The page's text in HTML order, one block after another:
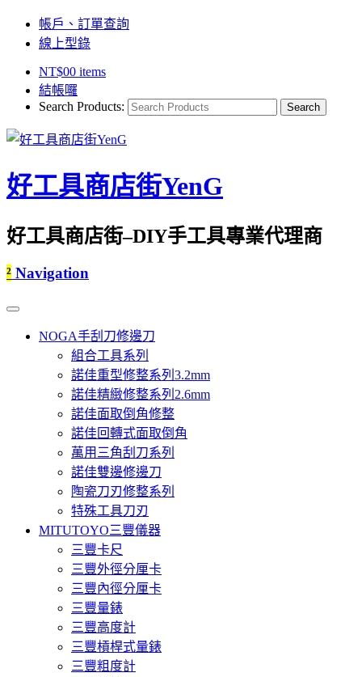
帳戶、訂單查詢
線上型錄
NT$00 items
結帳囉
Search Products:
好工具商店街YenG
好工具商店街–DIY手工具專業代理商
² Navigation
NOGA手刮刀修邊刀
組合工具系列
諾佳重型修整系列3.2mm
諾佳精緻修整系列2.6mm
諾佳面取倒角修整
諾佳回轉式面取倒角
萬用三角刮刀系列
諾佳雙邊修邊刀
陶瓷刀刃修整系列
特殊工具刀刃
MITUTOYO三豐儀器
三豐卡尺
三豐外徑分厘卡
三豐內徑分厘卡
三豐量錶
三豐高度計
三豐槓桿式量錶
三豐粗度計